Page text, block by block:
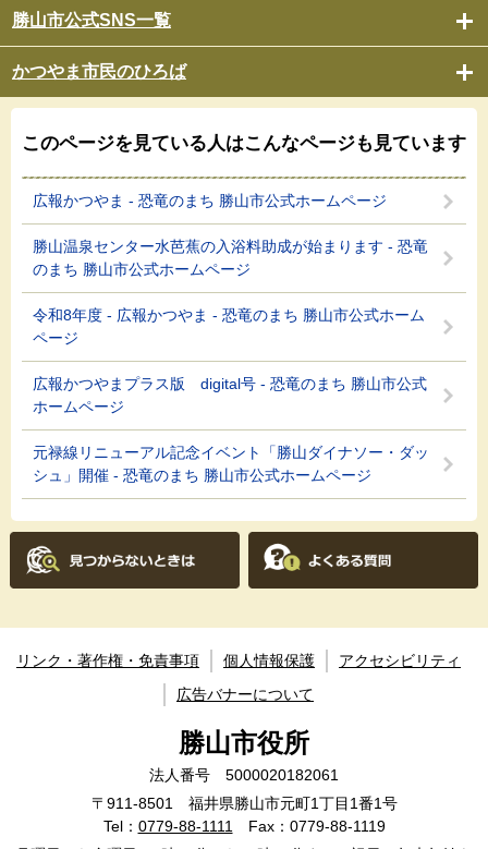
勝山市公式SNS一覧
かつやま市民のひろば
このページを見ている人はこんなページも見ています
広報かつやま - 恐竜のまち 勝山市公式ホームページ
勝山温泉センター水芭蕉の入浴料助成が始まります - 恐竜
のまち 勝山市公式ホームページ
令和8年度 - 広報かつやま - 恐竜のまち 勝山市公式ホーム
ページ
広報かつやまプラス版 digital号 - 恐竜のまち 勝山市公式
ホームページ
元禄線リニューアル記念イベント「勝山ダイナソー・ダッ
シュ」開催 - 恐竜のまち 勝山市公式ホームページ
リンク・著作権・免責事項 個人情報保護
アクセシビリティ
広告バナーについて
勝山市役所
法人番号 5000020182061
〒911-8501 福井県勝山市元町1丁目1番1号
Tel： 0779-88-1111Fax：0779-88-1119